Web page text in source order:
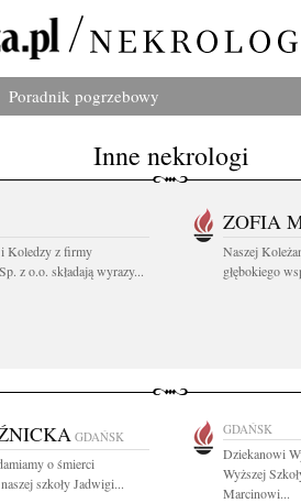
Poradnik pogrzebowy
Inne nekrologi
Koledzy z firmy
z o.o. składają wyrazy...
ZOFIA
Naszej
głębokiego
GDAŃSK
o śmierci
szkoły Jadwigi...
GDAŃSK
Dziekanowi
Wyższej
Marcinowi...